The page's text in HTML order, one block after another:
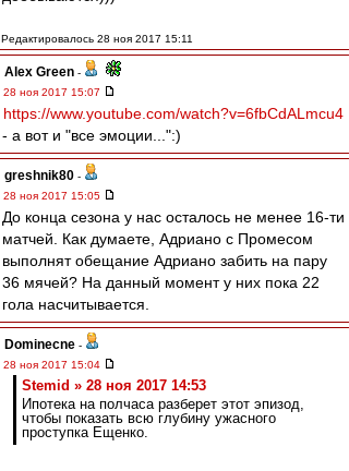
Редактировалось 28 ноя 2017 15:11
Alex Green -
28 ноя 2017 15:07
https://www.youtube.com/watch?v=6fbCdALmcu4
- а вот и "все эмоции...":)
greshnik80 -
28 ноя 2017 15:05
До конца сезона у нас осталось не менее 16-ти
матчей. Как думаете, Адриано с Промесом
выполнят обещание Адриано забить на пару
36 мячей? На данный момент у них пока 22
гола насчитывается.
Dominecne -
28 ноя 2017 15:04
Stemid » 28 ноя 2017 14:53
Ипотека на полчаса разберет этот эпизод,
чтобы показать всю глубину ужасного
проступка Ещенко.